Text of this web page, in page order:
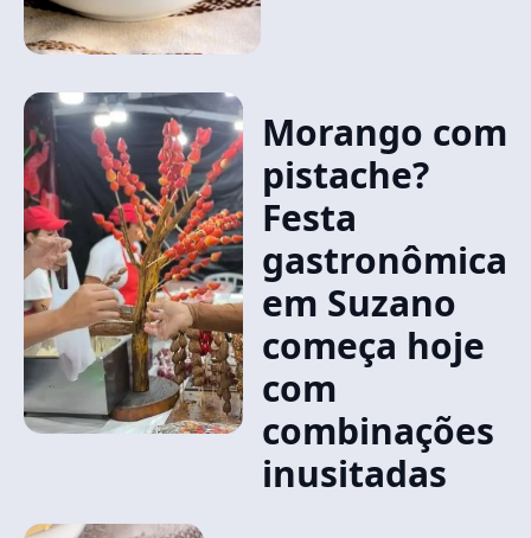
Morango com
pistache?
Festa
gastronômica
em Suzano
começa hoje
com
combinações
inusitadas